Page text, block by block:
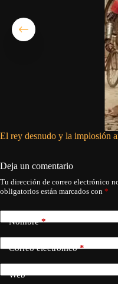
El rey desnudo y la implosión
Deja un comentario
Tu dirección de correo electrónico
obligatorios están marcados con *
Nombre*
Correo electrónico*
Web